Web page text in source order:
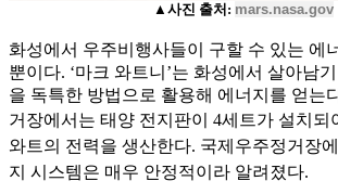
▲사진 출처: mars.nasa.gov
화성에서 우주비행사들이 구할 수 있는 에
뿐이다. ‘마크 와트니’는 화성에서 살아남
을 독특한 방법으로 활용해 에너지를 얻는
거장에서는 태 양 전지판이 4세트가 설치되
와트의 전력을 생산한다. 국제우주정거장
지 시스템은 매우 안정적이라 알려졌다.